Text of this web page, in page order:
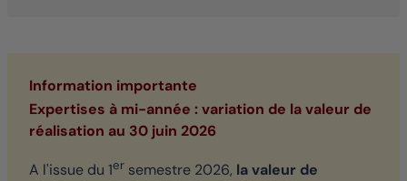
Information importante
Expertises à mi-année : variation de la valeur de
réalisation au 30 juin 2026
A l'issue du 1er semestre 2026, la valeur de